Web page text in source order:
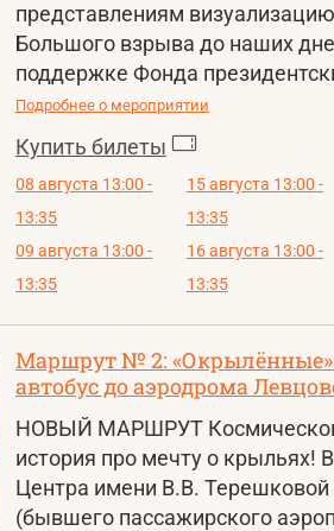
представлениям
Большого взрыва до наших
поддержке Фонда
Подробнее о мероприятии
Купить билеты
08 августа 13:00 -
13:35
09 августа 13:00 -
13:35
15 августа 13:00 -
13:35
16 августа 13:00 -
13:35
Маршрут № 2:
автобус до аэродрома
НОВЫЙ МАРШРУТ
история про мечту о крыльях!
Центра имени В.В.
(бывшего пассажирского